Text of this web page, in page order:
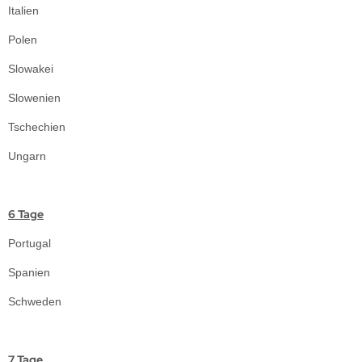
Italien
Polen
Slowakei
Slowenien
Tschechien
Ungarn
6 Tage
Portugal
Spanien
Schweden
Speed Zubehör